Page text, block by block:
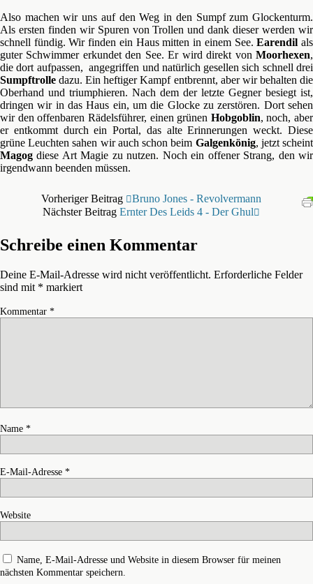
Also machen wir uns auf den Weg in den Sumpf zum Glockenturm.
Als ersten finden wir Spuren von Trollen und dank dieser werden wir
schnell fündig. Wir finden ein Haus mitten in einem See.Earendil als
guter Schwimmer erkundet den See. Er wird direkt von Moorhexen,
die dort aufpassen, angegriffen und natürlich gesellen sich schnell drei
Sumpftrolle dazu. Ein heftiger Kampf entbrennt, aber wir behalten die
Oberhand und triumphieren. Nach dem der letzte Gegner besiegt ist,
dringen wir in das Haus ein, um die Glocke zu zerstören. Dort sehen
wir den offenbaren Rädelsführer, einen grünen Hobgoblin, noch, aber
er entkommt durch ein Portal, das alte Erinnerungen weckt. Diese
grüne Leuchten sahen wir auch schon beim Galgenkönig, jetzt scheint
Magog diese Art Magie zu nutzen. Noch ein offener Strang, den wir
irgendwann beenden müssen.
Vorheriger Beitrag
Bruno Jones - Revolvermann
Nächster Beitrag Ernter Des Leids 4 - Der Ghul
Schreibe einen Kommentar
Deine E-Mail-Adresse wird nicht veröffentlicht. Erforderliche Felder
sind mit * markiert
Kommentar *
Name *
E-Mail-Adresse *
Website
Name, E-Mail-Adresse und Website in diesem Browser für meinen
nächsten Kommentar speichern.